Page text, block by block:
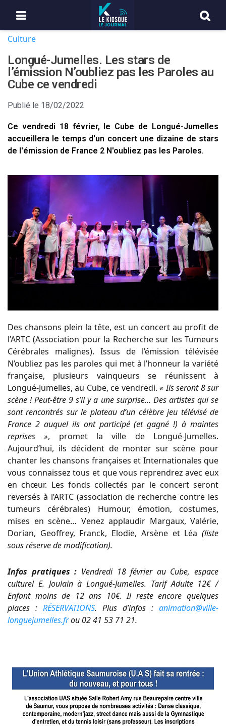
Culture
Longué-Jumelles. Les stars de
l’émission N’oubliez pas les Paroles au
Cube ce vendredi
Publié le 18/02/2022
Ce vendredi 18 février, le Cube de Longué-Jumelles
accueillera le temps d'un concert une dizaine de stars
de l'émission de France 2 N'oubliez pas les Paroles.
Des chansons plein la tête, est un concert au profit de
l’ARTC (Association pour la Recherche sur les Tumeurs
Cérébrales malignes). Issus de l’émission télévisée
N’oubliez pas les paroles qui met à l’honneur la variété
française, plusieurs vainqueurs se réunissent à
Longué-Jumelles, au Cube, ce vendredi.« Ils seront 8 sur
scène ! Peut-être 9 s’il y a une surprise… Des artistes qui se
sont rencontrés sur le plateau d’un célèbre jeu télévisé de
France 2 auquel ils ont participé (et gagné !) à maintes
reprises », promet la ville de Longué-Jumelles.
Aujourd’hui, ils décident de monter sur scène pour
chanter les chansons françaises et Internationales que
vous connaissez tous et que vous reprendrez avec eux
en chœur. Les fonds collectés par le concert seront
reversés à l’ARTC (association de recherche contre les
tumeurs cérébrales) Humour, émotion, costumes,
mises en scène… Venez applaudir Margaux, Valérie,
Dorian, Geoffrey, Franck, Elodie, Arsène et Léa (liste
sous réserve de modification).
Infos pratiques : Vendredi 18 février au Cube, espace
culturel E. Joulain à Longué-Jumelles. Tarif Adulte 12€ /
Enfant moins de 12 ans 10€. Il reste encore quelques
places : RÉSERVATIONS. Plus d’infos : animation@ville-
longuejumelles.frou 02 41 53 71 21.